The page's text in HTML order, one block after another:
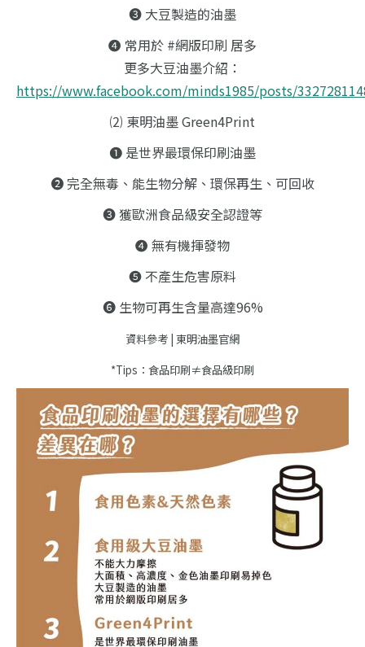
❸ 大豆製造的油墨
❹ 常用於 #網版印刷 居多
更多大豆油墨介紹：
https://www.facebook.com/minds1985/posts/
⑵ 東明油墨 Green4Print
❶ 是世界最環保印刷油墨
❷ 完全無毒、能生物分解、環保再生、可回收
❸ 獲歐洲食品級安全認證等
❹ 無有機揮發物
❺ 不產生危害原料
❻ 生物可再生含量高達96%
資料參考 | 東明油墨官網
*Tips：食品印刷≠食品級印刷